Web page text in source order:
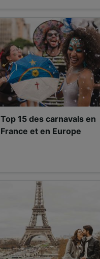
Top 15 des carnavals en
France et en Europe